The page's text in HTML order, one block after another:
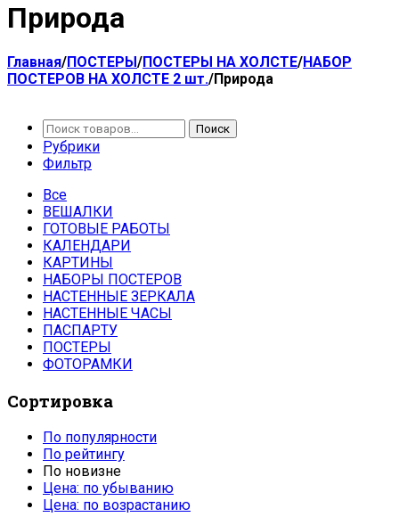
Природа
Главная/ПОСТЕРЫ /ПОСТЕРЫ НА ХОЛСТЕ/НАБОР
ПОСТЕРОВ НА ХОЛСТЕ 2 шт./Природа
Поиск Поиск
Рубрики
Фильтр
Все
ВЕШАЛКИ
ГОТОВЫЕ РАБОТЫ
КАЛЕНДАРИ
КАРТИНЫ
НАБОРЫ ПОСТЕРОВ
НАСТЕННЫЕ ЗЕРКАЛА
НАСТЕННЫЕ ЧАСЫ
ПАСПАРТУ
ПОСТЕРЫ
ФОТОРАМКИ
Сортировка
По популярности
По рейтингу
По новизне
Цена: по убыванию
Цена: по возрастанию